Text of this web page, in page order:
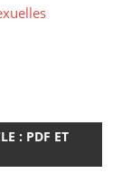
: PDF ET